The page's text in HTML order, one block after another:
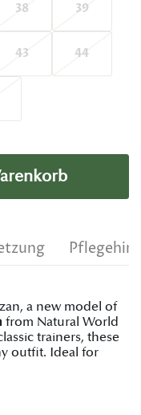
38 39
43 44
a new model of
from Natural World
trainers, these
outfit. Ideal for